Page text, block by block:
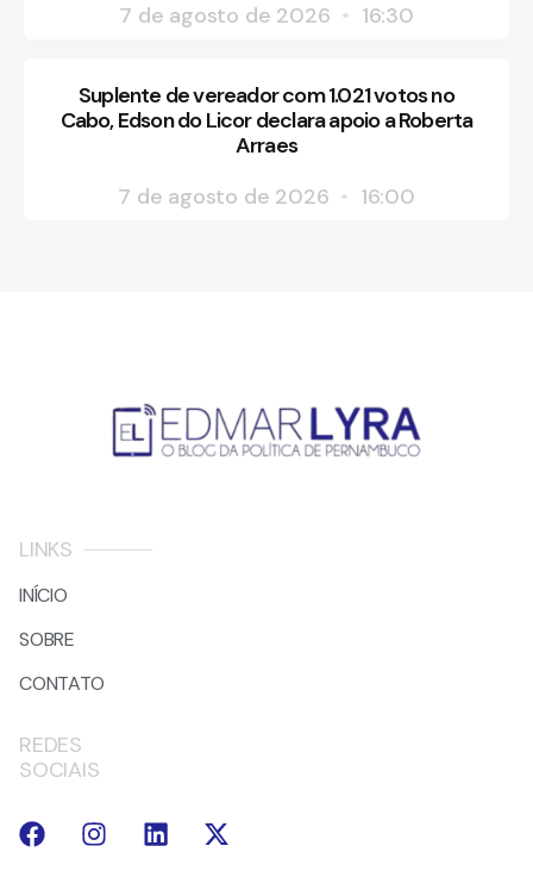
7 de agosto de 2026
16:30
Suplente de vereador com 1.021 votos no
Cabo, Edson do Licor declara apoio a Roberta
Arraes
7 de agosto de 2026
16:00
LINKS
INÍCIO
SOBRE
CONTATO
REDES
SOCIAIS